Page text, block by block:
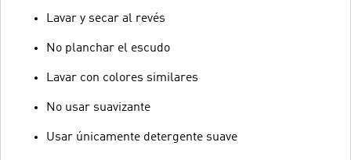
Lavar y secar al revés
No planchar el escudo
Lavar con colores similares
No usar suavizante
Usar únicamente detergente suave